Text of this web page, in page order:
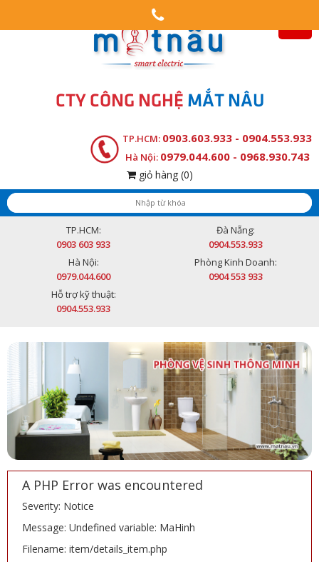
CTY CÔNG NGHỆ MẮT NÂU
TP.HCM: 0903.603.933 - 0904.553.933
Hà Nội: 0979.044.600 - 0968.930.743
giỏ hàng (0)
TP.HCM:
0903 603 933
Đà Nẵng:
0904.553.933
Hà Nội:
0979.044.600
Phòng Kinh Doanh:
0904 553 933
Hỗ trợ kỹ thuật:
0904.553.933
A PHP Error was encountered
Severity: Notice
Message: Undefined variable: MaHinh
Filename: item/details_item.php